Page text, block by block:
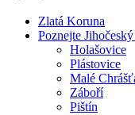
Zlatá Koruna
Poznejte
Holašovice
Plástovice
Malé
Záboří
Pištín